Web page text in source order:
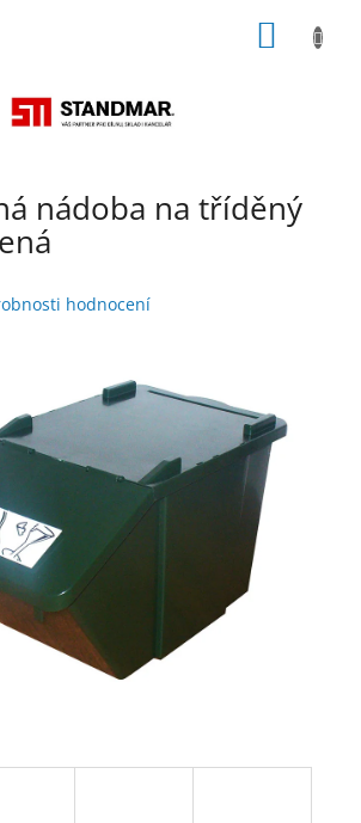
nádoba na tříděný
hodnocení